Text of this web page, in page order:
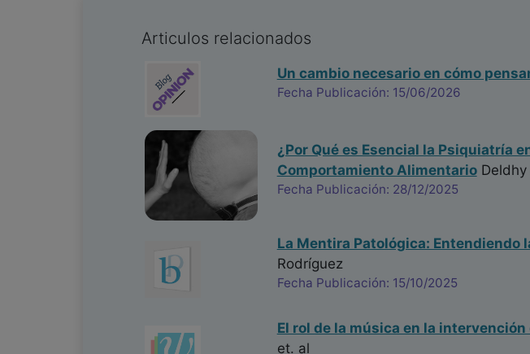
Articulos relacionados
Un cambio necesario en cómo
Fecha Publicación: 15/06/2026
¿Por Qué es Esencial la Psiquiatría
Comportamiento AlimentarioDeldhy
Fecha Publicación: 28/12/2025
La Mentira Patológica: Entendiendo
Rodríguez
Fecha Publicación: 15/10/2025
El rol de la música en la
et. al